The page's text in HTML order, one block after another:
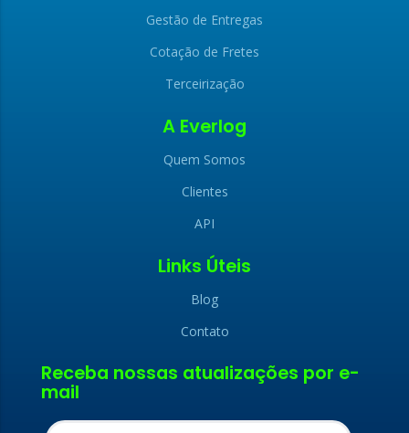
Gestão de Entregas
Cotação de Fretes
Terceirização
A Everlog
Quem Somos
Clientes
API
Links Úteis
Blog
Contato
Receba nossas atualizações por e-
mail
x
LIGAMOS PARA